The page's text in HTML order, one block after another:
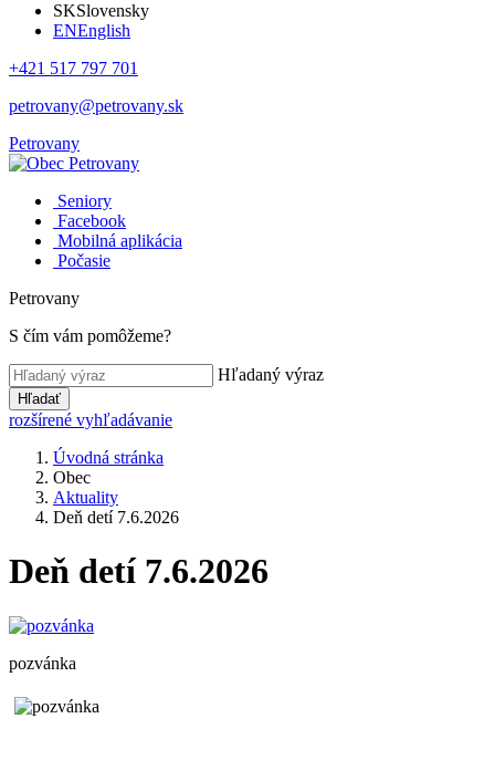
SKSlovensky
ENEnglish
+421 517 797 701
petrovany@petrovany.sk
Petrovany
Seniory
Facebook
Mobilná aplikácia
Počasie
Petrovany
S čím vám pomôžeme?
Hľadaný výraz
Hľadať
rozšírené vyhľadávanie
Úvodná stránka
Obec
Aktuality
Deň detí 7.6.2026
Deň detí 7.6.2026
pozvánka